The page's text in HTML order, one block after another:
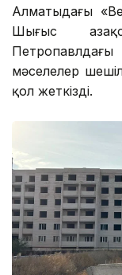
Алматыдағы
Шығыс
мәселелер
қол жеткізді.